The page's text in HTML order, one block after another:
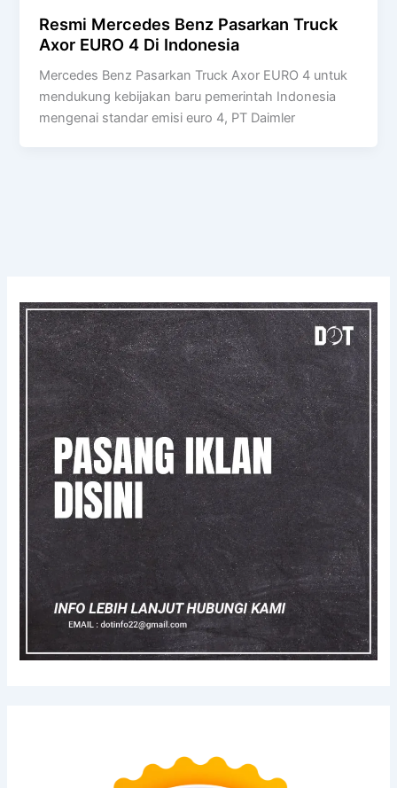
Resmi Mercedes Benz Pasarkan Truck
Axor EURO 4 Di Indonesia
Mercedes Benz Pasarkan Truck Axor EURO 4 untuk
mendukung kebijakan baru pemerintah Indonesia
mengenai standar emisi euro 4, PT Daimler